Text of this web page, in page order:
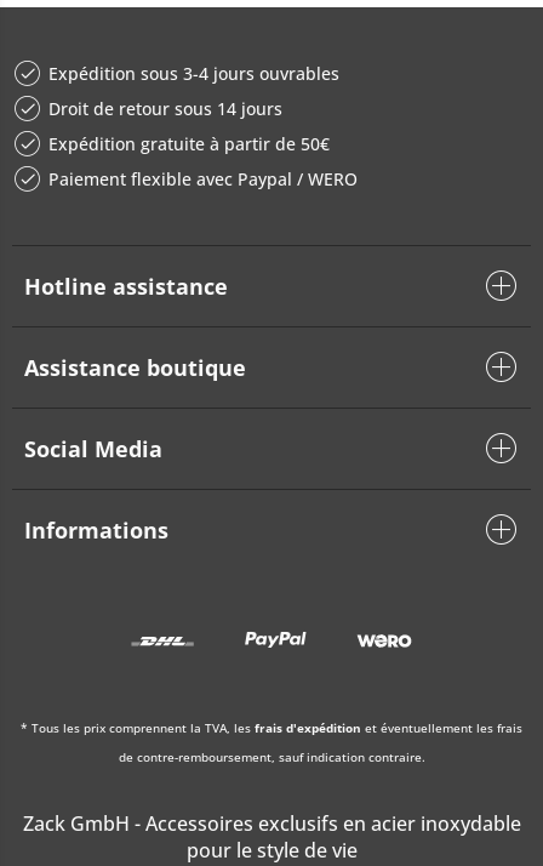
Expédition sous 3-4 jours ouvrables
Droit de retour sous 14 jours
Expédition gratuite à partir de 50€
Paiement flexible avec Paypal / WERO
Hotline assistance
Assistance boutique
Social Media
Informations
* Tous les prix comprennent la TVA, les frais d'expédition et éventuellement les frais
de contre-remboursement, sauf indication contraire.
Zack GmbH - Accessoires exclusifs en acier inoxydable
pour le style de vie